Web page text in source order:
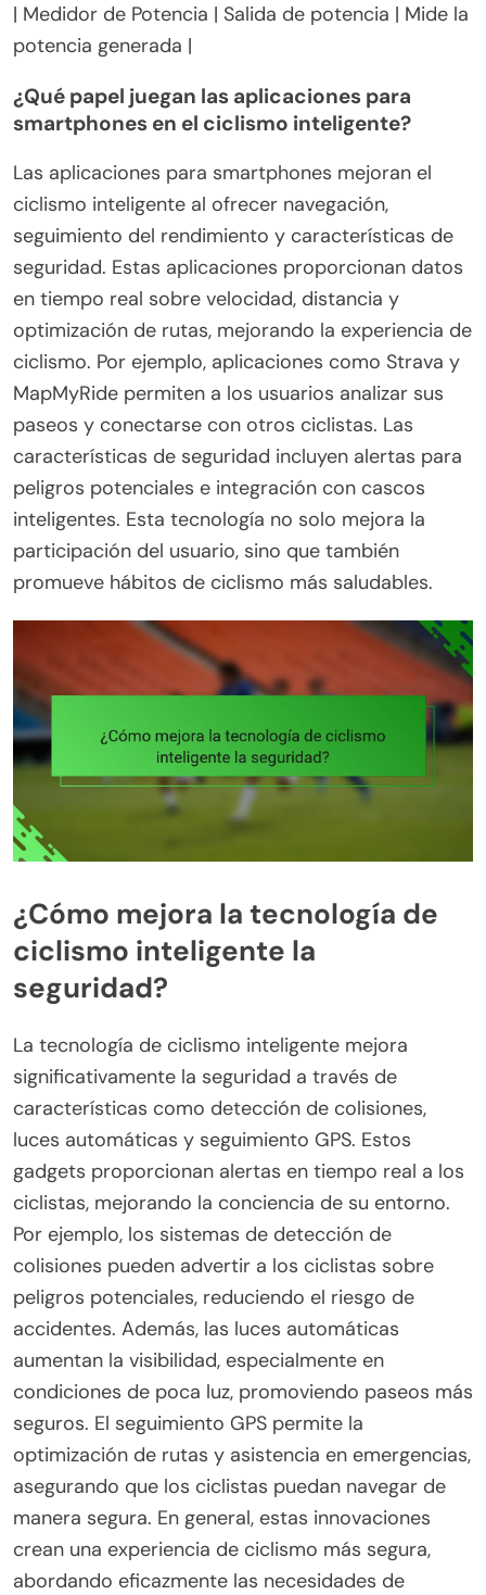
| Medidor de Potencia | Salida de potencia | Mide la
potencia generada |
¿Qué papel juegan las aplicaciones para
smartphones en el ciclismo inteligente?
Las aplicaciones para smartphones mejoran el
ciclismo inteligente al ofrecer navegación,
seguimiento del rendimiento y características de
seguridad. Estas aplicaciones proporcionan datos
en tiempo real sobre velocidad, distancia y
optimización de rutas, mejorando la experiencia de
ciclismo. Por ejemplo, aplicaciones como Strava y
MapMyRide permiten a los usuarios analizar sus
paseos y conectarse con otros ciclistas. Las
características de seguridad incluyen alertas para
peligros potenciales e integración con cascos
inteligentes. Esta tecnología no solo mejora la
participación del usuario, sino que también
promueve hábitos de ciclismo más saludables.
¿Cómo mejora la tecnología de
ciclismo inteligente la
seguridad?
La tecnología de ciclismo inteligente mejora
significativamente la seguridad a través de
características como detección de colisiones,
luces automáticas y seguimiento GPS. Estos
gadgets proporcionan alertas en tiempo real a los
ciclistas, mejorando la conciencia de su entorno.
Por ejemplo, los sistemas de detección de
colisiones pueden advertir a los ciclistas sobre
peligros potenciales, reduciendo el riesgo de
accidentes. Además, las luces automáticas
aumentan la visibilidad, especialmente en
condiciones de poca luz, promoviendo paseos más
seguros. El seguimiento GPS permite la
optimización de rutas y asistencia en emergencias,
asegurando que los ciclistas puedan navegar de
manera segura. En general, estas innovaciones
crean una experiencia de ciclismo más segura,
abordando eficazmente las necesidades de